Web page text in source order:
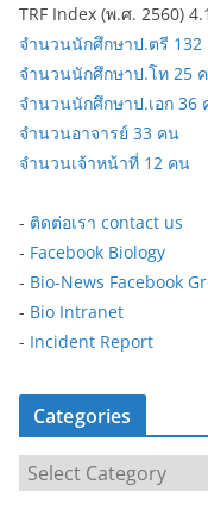
TRF Index (พ.ศ. 2560) 4.1
จำนวนนักศึกษาป.ตรี 132
จำนวนนักศึกษาป.โท 25
จำนวนนักศึกษาป.เอก 36
จำนวนอาจารย์ 33 คน
จำนวนเจ้าหน้าที่ 12 คน
- ติดต่อเรา contact us
- Facebook Biology
- Bio-News Facebook
- Bio Intranet
- Incident Report
Categories
a